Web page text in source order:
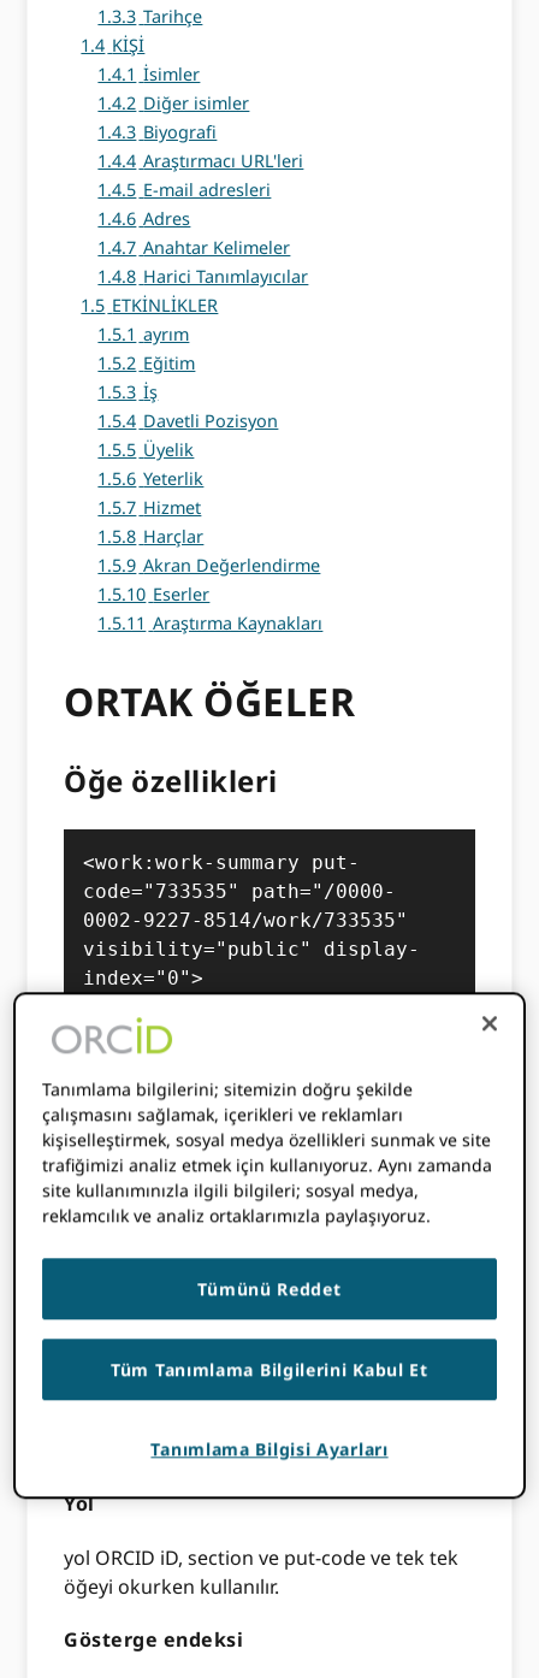
1.3.3 Tarihçe
1.4 KİŞİ
1.4.1 İsimler
1.4.2 Diğer isimler
1.4.3 Biyografi
1.4.4 Araştırmacı URL'leri
1.4.5 E-mail adresleri
1.4.6 Adres
1.4.7 Anahtar Kelimeler
1.4.8 Harici Tanımlayıcılar
1.5 ETKİNLİKLER
1.5.1 ayrım
1.5.2 Eğitim
1.5.3 İş
1.5.4 Davetli Pozisyon
1.5.5 Üyelik
1.5.6 Yeterlik
1.5.7 Hizmet
1.5.8 Harçlar
1.5.9 Akran Değerlendirme
1.5.10 Eserler
1.5.11 Araştırma Kaynakları
ORTAK ÖĞELER
Öğe özellikleri
<work:work-summary put-
code="733535" path="/0000-
0002-9227-8514/work/733535"
visibility="public" display-
index="0">
Kodu koy
İçindeki her öğe ORCID iD benzersiz bir
şekilde tanımlayan bir koyma kodu atanır. Bir
kaydın veya bölümün tamamını okurken,
koyma kodu, öğenin bir özelliği olarak
bulunabilir. Ne zamanbir kayıttaki belirli bir
için kullanılır. Koyma kodları, başvurdukları
kullanarak, yalnızca bir çalışma ORCID Sicil,
733535 put koduna sahip olacaktır, ancak
kullanılabilir.
Yol
yol ORCID iD, section ve put-code ve tek tek
öğeyi okurken kullanılır.
Gösterge endeksi
Tanımlama bilgilerini; sitemizin doğru şekilde
çalışmasını sağlamak, içerikleri ve reklamları
kişiselleştirmek, sosyal medya özellikleri sunmak ve site
trafiğimizi analiz etmek için kullanıyoruz. Aynı zamanda
site kullanımınızla ilgili bilgileri; sosyal medya,
reklamcılık ve analiz ortaklarımızla paylaşıyoruz.
Tümünü Reddet
Tüm Tanımlama Bilgilerini Kabul Et
Tanımlama Bilgisi Ayarları